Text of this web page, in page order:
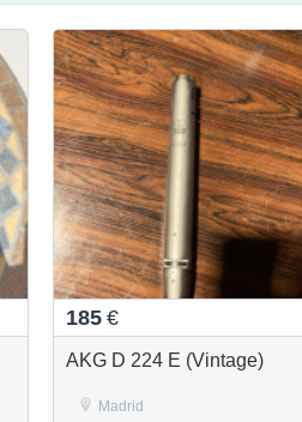
185 €
AKG D 224 E (Vintage)
Madrid